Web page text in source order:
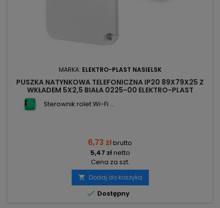
MARKA: ELEKTRO-PLAST NASIELSK
PUSZKA NATYNKOWA TELEFONICZNA IP20 89X79X25 Z
WKŁADEM 5X2,5 BIAŁA 0225-00 ELEKTRO-PLAST
Sterownik rolet Wi-Fi ...
6,73 złbrutto
5,47 złnetto
Cena za szt.
 Dodaj do koszyka
 Dostępny